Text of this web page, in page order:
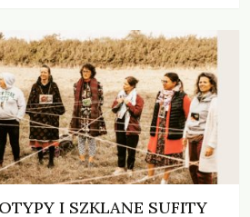
I SZKLANE SUFITY